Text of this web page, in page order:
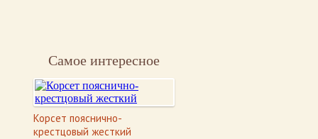
Самое интересное
Корсет пояснично-
крестцовый жесткий